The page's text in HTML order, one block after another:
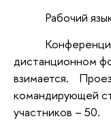
Рабочий
дистанционном
взимается.
командирующей
участников – 50.